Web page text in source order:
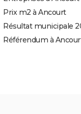
Prix m2 à Ancourt
Résultat municipale
Référendum à